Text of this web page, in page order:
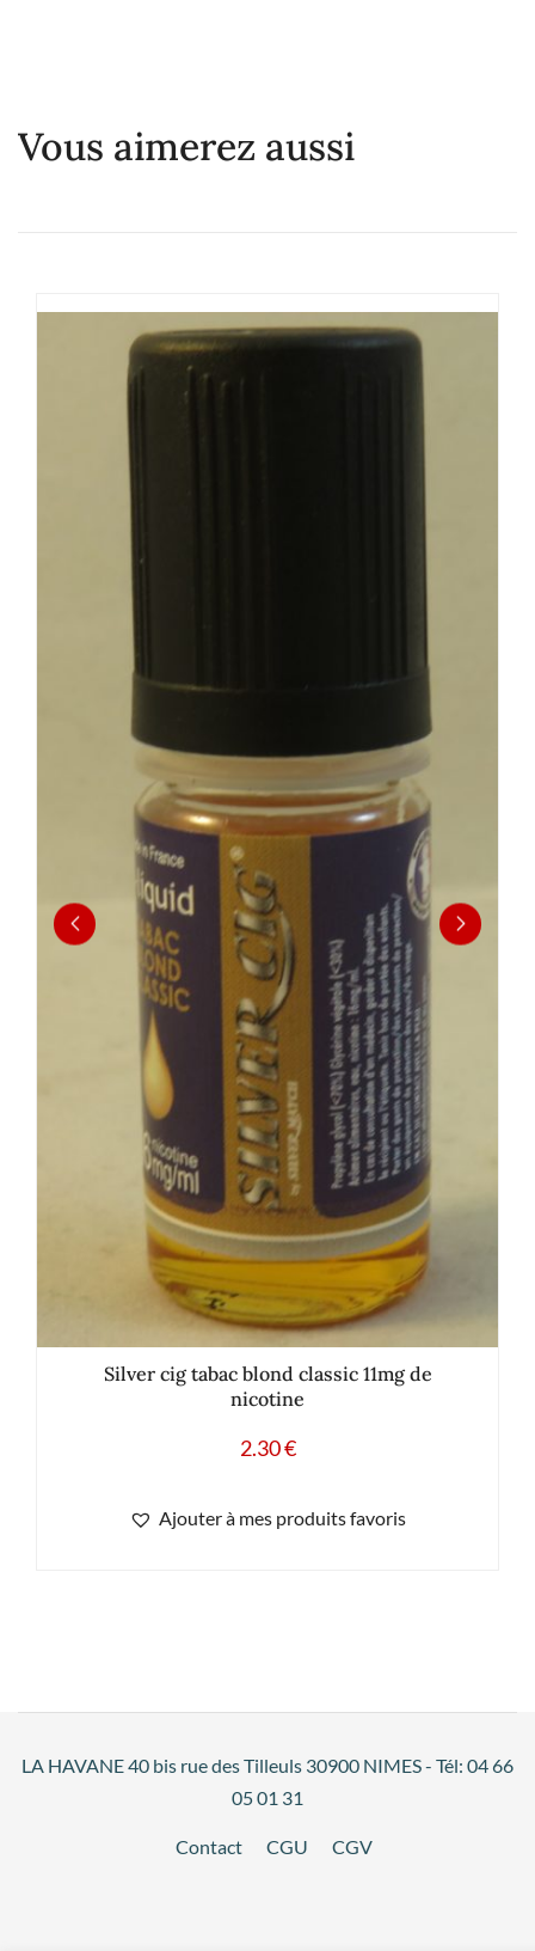
Vous aimerez aussi
Silver cig tabac blond classic 11mg de
nicotine
2.30€
Ajouter à mes produits favoris
LA HAVANE 40 bis rue des Tilleuls 30900 NIMES - Tél: 04 66
05 01 31
Contact CGU CGV